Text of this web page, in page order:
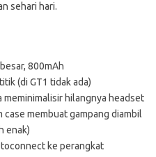
sehari hari.
800mAh
(di GT1 tidak ada)
hilangnya headset
membuat gampang diambil
enak)
ke perangkat